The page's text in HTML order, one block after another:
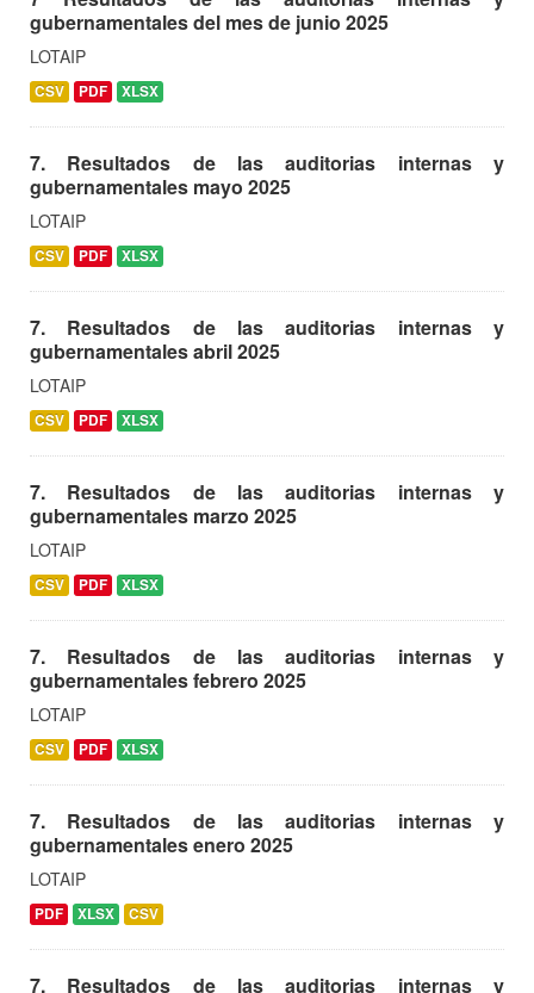
gubernamentales del mes de junio 2025
LOTAIP
CSV PDF XLSX
7. Resultados de las auditorias internas y
gubernamentales mayo 2025
LOTAIP
CSV PDF XLSX
7. Resultados de las auditorias internas y
gubernamentales abril 2025
LOTAIP
CSV PDF XLSX
7. Resultados de las auditorias internas y
gubernamentales marzo 2025
LOTAIP
CSV PDF XLSX
7. Resultados de las auditorias internas y
gubernamentales febrero 2025
LOTAIP
CSV PDF XLSX
7. Resultados de las auditorias internas y
gubernamentales enero 2025
LOTAIP
PDF XLSX CSV
7. Resultados de las auditorias internas y